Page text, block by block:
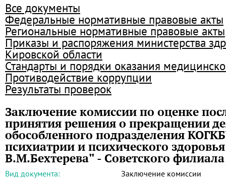
Все документы
Федеральные нормативные правовые акты
Региональные нормативные правовые акты
Приказы и распоряжения министерства
Кировской области
Стандарты и порядки оказания
Противодействие коррупции
Результаты проверок
Заключение комиссии по оценке
принятия решения о прекращении
обособленного подразделения
психиатрии и психического
В.М.Бехтерева" - Советского филиала
Вид документа:
Заключение комиссии